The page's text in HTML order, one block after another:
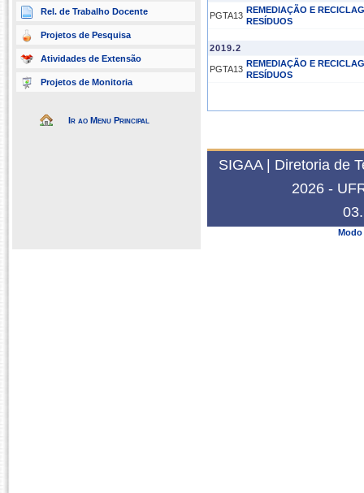
Rel. de Trabalho Docente
Projetos de Pesquisa
Atividades de Extensão
Projetos de Monitoria
Ir ao Menu Principal
PGTA13
REMEDIAÇÃO E
RESÍDUOS
2019.2
PGTA13
REMEDIAÇÃO E
RESÍDUOS
SIGAA | Diretoria de
2026 -
Modo